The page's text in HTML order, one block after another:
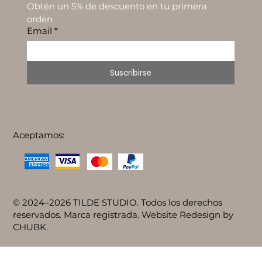
© 2024–2026 TILDE STUDIO. Todos los derechos
reservados. Marca registrada. Website Redesign by
CHUBK.
Obtén un 5% de descuento en tu primera
orden
Email *
Suscribirse
Aceptamos: